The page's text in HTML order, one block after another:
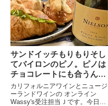
やわらかくって筋があんまりなく
サラダ用としても有名なのだそう
です。初めてのもものすけ。...
サンドイッチもりもりそし
てバイロンのピノ。ピノは
チョコレートにも合うんだ
よ～(≧◇≦)
カリフォルニアワインとニュージ
ーランドワインの オンライン
Wassy's受注担当Ｊです。今日は